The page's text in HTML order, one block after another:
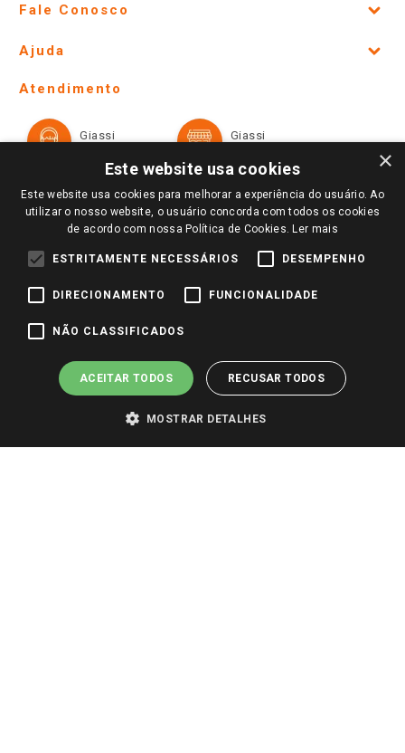
Fale Conosco
Lojas Físicas e Horários
Ofertas
Televendas
Notícias
Perguntas frequentes
Identidade Visual
Ajuda
Formas de Pagamento
Trocas e Devoluções
Atendimento
Giassi
Giassi
Redes Sociais
Pagamento e Segurança
×
Este website usa cookies
Este website usa cookies para melhorar a experiência do usuário. Ao
utilizar o nosso website, o usuário concorda com todos os cookies
de acordo com nossa Política de Cookies. Ler mais
ESTRITAMENTE NECESSÁRIOS DESEMPENHO
DIRECIONAMENTO FUNCIONALIDADE
NÃO CLASSIFICADOS
ACEITAR TODOS RECUSAR TODOS
MOSTRAR DETALHES